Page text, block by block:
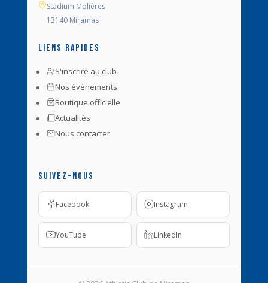
Stadium Molières
13140 Miramas
Liens rapides
S'inscrire au club
Nos événements
Boutique officielle
Actualités
Nous contacter
Suivez-nous
Facebook Instagram
YouTube LinkedIn